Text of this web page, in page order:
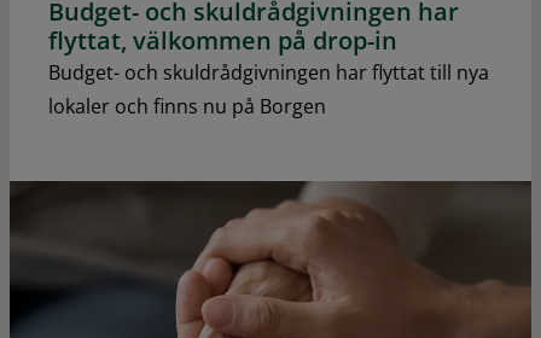
Budget- och skuldrådgivningen har
flyttat, välkommen på drop-in
Budget- och skuldrådgivningen har flyttat till nya
lokaler och finns nu på Borgen